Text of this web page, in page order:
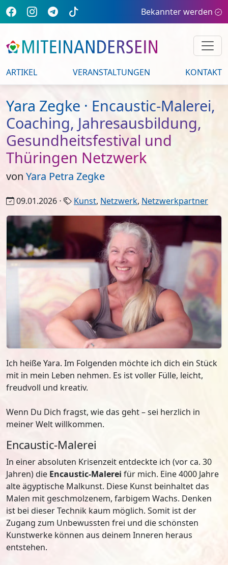
Bekannter werden
ARTIKEL VERANSTALTUNGEN KONTAKT
Yara Zegke · Encaustic-Malerei,
Coaching, Jahresausbildung,
Gesundheitsfestival und
Thüringen Netzwerk
von Yara Petra Zegke
09.01.2026 ⋅ Kunst, Netzwerk, Netzwerkpartner
Ich heiße Yara. Im Folgenden möchte ich dich ein Stück
mit in mein Leben nehmen. Es ist voller Fülle, leicht,
freudvoll und kreativ.
Wenn Du Dich fragst, wie das geht – sei herzlich in
meiner Welt willkommen.
Encaustic-Malerei
In einer absoluten Krisenzeit entdeckte ich (vor ca. 30
Jahren) die Encaustic-Malerei für mich. Eine 4000 Jahre
alte ägyptische Malkunst. Diese Kunst beinhaltet das
Malen mit geschmolzenem, farbigem Wachs. Denken
ist bei dieser Technik kaum möglich. Somit ist der
Zugang zum Unbewussten frei und die schönsten
Kunstwerke können aus deinem Inneren heraus
entstehen.